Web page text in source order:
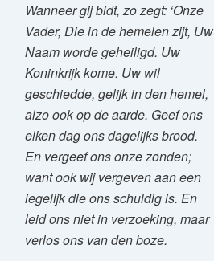
Wanneer gij bidt, zo zegt: ‘Onze
Vader, Die in de hemelen zijt, Uw
Naam worde geheiligd. Uw
Koninkrijk kome. Uw wil
geschiedde, gelijk in den hemel,
alzo ook op de aarde. Geef ons
elken dag ons dagelijks brood.
En vergeef ons onze zonden;
want ook wij vergeven aan een
iegelijk die ons schuldig is. En
leid ons niet in verzoeking, maar
verlos ons van den boze.